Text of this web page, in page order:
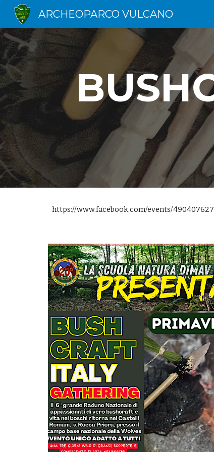
ARCHEOPARCO VULCANO
https://www.facebook.com/events/